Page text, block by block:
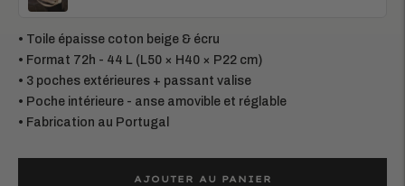
• Toile épaisse coton beige & écru
• Format 72h - 44 L (L50 × H40 × P22 cm)
• 3 poches extérieures + passant valise
• Poche intérieure - anse amovible et réglable
• Fabrication au Portugal
AJOUTER AU PANIER